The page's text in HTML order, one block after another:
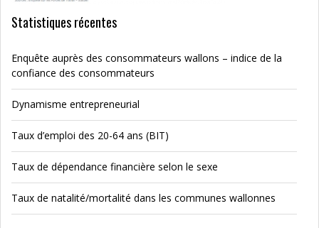
Statistiques récentes
Enquête auprès des consommateurs wallons – indice de la
confiance des consommateurs
Dynamisme entrepreneurial
Taux d’emploi des 20-64 ans (BIT)
Taux de dépendance financière selon le sexe
Taux de natalité/mortalité dans les communes wallonnes